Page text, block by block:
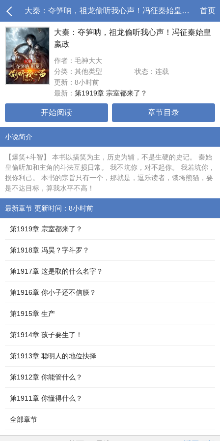
大秦：夺笋呐，祖龙偷听我心声！冯征秦始皇嬴政 首页
大秦：夺笋呐，祖龙偷听我心声！冯征秦始皇
嬴政
作者：毛神大大
分类：其他类型
状态：连载
更新：8小时前
最新： 第1919章 宗室都来了？
开始阅读 章节目录
小说简介
【爆笑+斗智】 本书以搞笑为主，历史为辅，不是生硬的史记。 秦始
皇偷听加和主角的斗法互损日常。 我不坑你，对不起你。 我若坑你，
损你利己。 本书的宗旨只有一个，那就是，逗乐读者，饿垮熊猫，要
是不达目标，算我水平不高！
最新章节 更新时间：8小时前
第1919章 宗室都来了？
第1918章 冯昊？字斗罗？
第1917章 这是取的什么名字？
第1916章 你小子还不信朕？
第1915章 生产
第1914章 孩子要生了！
第1913章 聪明人的地位抉择
第1912章 你能管什么？
第1911章 你懂得什么？
全部章节